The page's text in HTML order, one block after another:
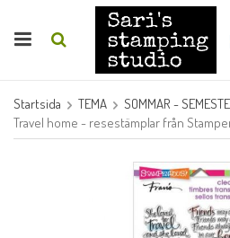
Startsida TEMA
SOMMAR -
Travel home - resestämplar från